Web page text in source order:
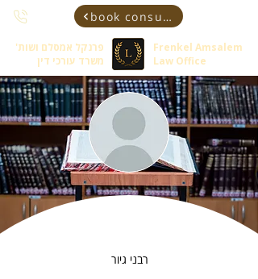
book consultant
פרנקל אמסלם ושות'
משרד עורכי דין
Frenkel Amsalem
Law Office
רבני גיור